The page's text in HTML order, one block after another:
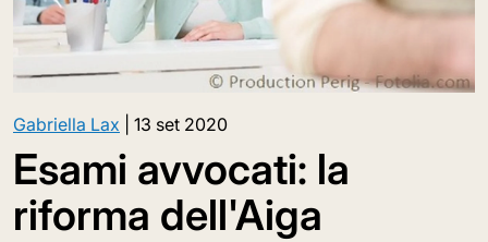
Gabriella Lax 13 set 2020
Esami avvocati: la
riforma dell'Aiga